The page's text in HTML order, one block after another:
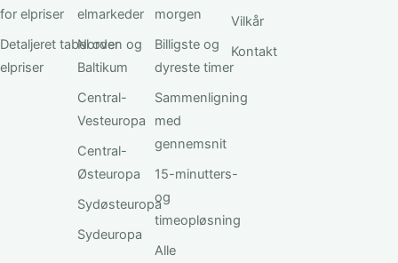
for elpriser
Detaljeret tabel over
elpriser
elmarkeder
Norden og
Baltikum
Central-
Vesteuropa
Central-
Østeuropa
Sydøsteuropa
Sydeuropa
morgen
Billigste og
dyreste timer
Sammenligning
med
gennemsnit
15-minutters-
og
timeopløsning
Alle
Vilkår
Kontakt